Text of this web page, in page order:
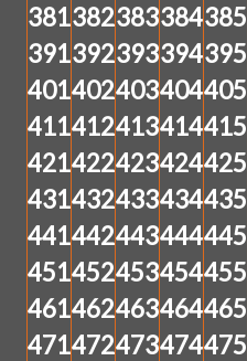
381382383384385
391392393394395
401402403404405
411412413414415
421422423424425
431432433434435
441442443444445
451452453454455
461462463464465
471472473474475